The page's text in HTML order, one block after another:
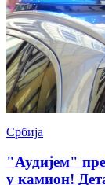
Србија
"Аудијем"
у камион!